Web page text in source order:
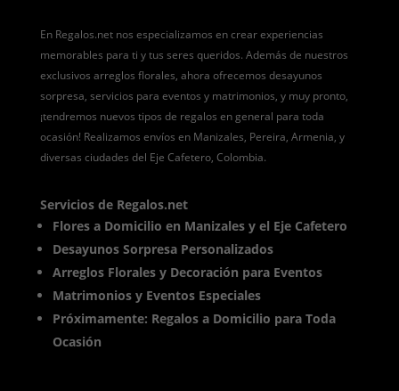
En Regalos.net nos especializamos en crear experiencias
memorables para ti y tus seres queridos. Además de nuestros
exclusivos arreglos florales, ahora ofrecemos desayunos
sorpresa, servicios para eventos y matrimonios, y muy pronto,
¡tendremos nuevos tipos de regalos en general para toda
ocasión! Realizamos envíos en Manizales, Pereira, Armenia, y
diversas ciudades del Eje Cafetero, Colombia.
Servicios de Regalos.net
Flores a Domicilio en Manizales y el Eje Cafetero
Desayunos Sorpresa Personalizados
Arreglos Florales y Decoración para Eventos
Matrimonios y Eventos Especiales
Próximamente: Regalos a Domicilio para Toda
Ocasión